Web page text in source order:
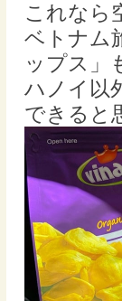
これなら
ベトナム
ップス」
ハノイ以
できると